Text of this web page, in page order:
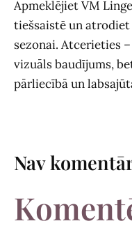
Apmeklējiet VM
tiešsaistē un atrodiet
sezonai. Atcerieties
vizuāls baudījums,
pārliecībā un
Nav